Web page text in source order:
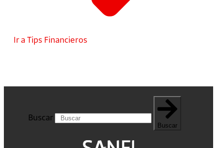
Ir a Tips Financieros
Buscar
Buscar